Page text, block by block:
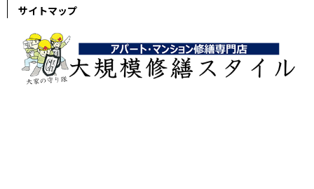
サイトマップ